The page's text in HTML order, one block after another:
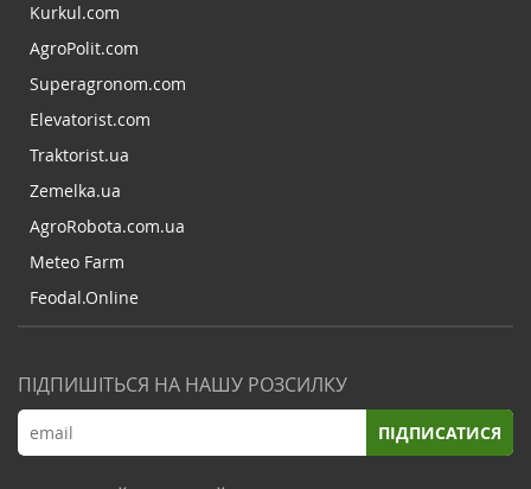
Kurkul.com
AgroPolit.com
Superagronom.com
Elevatorist.com
Traktorist.ua
Zemelka.ua
AgroRobota.com.ua
Meteo Farm
Feodal.Online
ПІДПИШІТЬСЯ НА НАШУ РОЗСИЛКУ
ПІДПИСАТИСЯ